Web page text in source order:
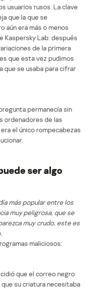
usuarios rusos. La clave
que la que se
aún era más o menos
Kaspersky Lab: después
de la primera
que esta vez pudimos
que se usaba para cifrar
permanecía sin
ordenadores de las
el único rompecabezas
ser algo
más popular entre los
muy peligrosa, que se
muy crudo, este es
maliciosos:
que el correo negro
su criatura necesitaba